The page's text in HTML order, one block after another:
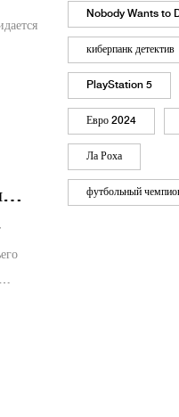
Nobody Wants to
киберпанк детектив
PlayStation 5
Евро 2024
Ла Роха
футбольный